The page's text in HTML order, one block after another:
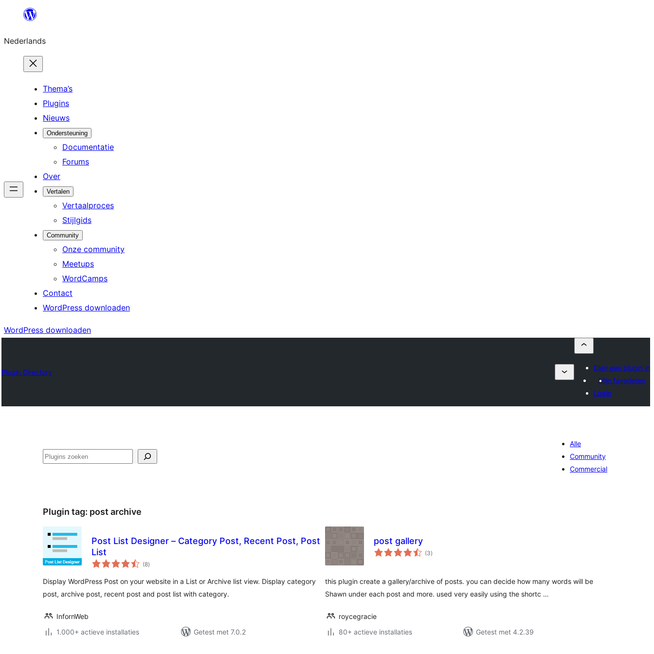
de
inhoud
Nederlands
Thema’s
Plugins
Nieuws
Ondersteuning
Documentatie
Forums
Over
Vertalen
Vertaalproces
Stijlgids
Community
Onze community
Meetups
WordCamps
Contact
WordPress downloaden
WordPress downloaden
Plugin Directory
Dien een plugin in
Mijn favorieten
Login
Zoeken
Alle
Community
Commercial
Plugin tag: post archive
Post List Designer – Category Post, Recent Post, Post
List
(8totaal
waarderingen
)
Display WordPress Post on your website in a List or Archive list view. Display category
post, archive post, recent post and post list with category.
InfornWeb
1.000+ actieve installaties
Getest met 7.0.2
post gallery
(3totaal
waarderingen
)
this plugin create a gallery/archive of posts. you can decide how many words will be
Shawn under each post and more. used very easily using the shortc …
roycegracie
80+ actieve installaties
Getest met 4.2.39